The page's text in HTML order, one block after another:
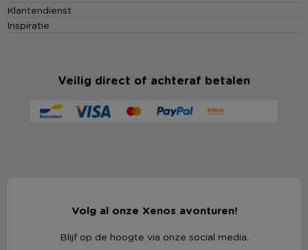
Klantendienst
Inspiratie
Veilig direct of achteraf betalen
Volg al onze Xenos avonturen!
Blijf op de hoogte via onze social media.